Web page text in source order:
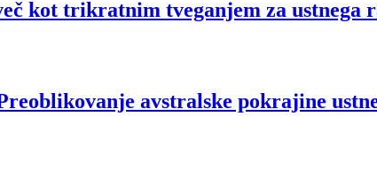
kot trikratnim tveganjem za ustnega
avstralske pokrajine